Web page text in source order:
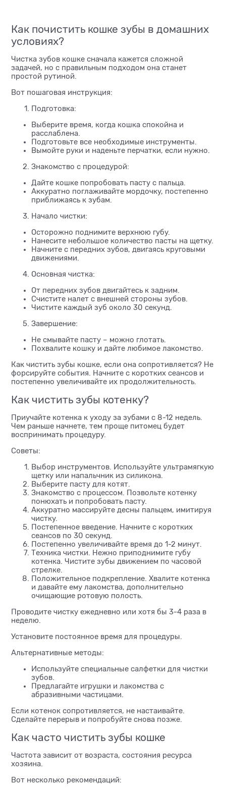
Как почистить кошке зубы в домашних
условиях?
Чистка зубов кошке сначала кажется сложной
задачей, но с правильным подходом она станет
простой рутиной.
Вот пошаговая инструкция:
Подготовка:
Выберите время, когда кошка спокойна и
расслаблена.
Подготовьте все необходимые инструменты.
Вымойте руки и наденьте перчатки, если нужно.
Знакомство с процедурой:
Дайте кошке попробовать пасту с пальца.
Аккуратно поглаживайте мордочку, постепенно
приближаясь к зубам.
Начало чистки:
Осторожно поднимите верхнюю губу.
Нанесите небольшое количество пасты на щетку.
Начните с передних зубов, двигаясь круговыми
движениями.
Основная чистка:
От передних зубов двигайтесь к задним.
Счистите налет с внешней стороны зубов.
Чистите каждый зуб около 30 секунд.
Завершение:
Не смывайте пасту – можно глотать.
Похвалите кошку и дайте любимое лакомство.
Как чистить зубы кошке, если она сопротивляется? Не
форсируйте события. Начните с коротких сеансов и
постепенно увеличивайте их продолжительность.
Как чистить зубы котенку?
Приучайте котенка к уходу за зубами с 8-12 недель.
Чем раньше начнете, тем проще питомец будет
воспринимать процедуру.
Советы:
Выбор инструментов. Используйте ультрамягкую
щетку или напальчник из силикона.
Выберите пасту для котят.
Знакомство с процессом. Позвольте котенку
понюхать и попробовать пасту.
Аккуратно массируйте десны пальцем, имитируя
чистку.
Постепенное введение. Начните с коротких
сеансов по 30 секунд.
Постепенно увеличивайте время до 1-2 минут.
Техника чистки. Нежно приподнимите губу
котенка. Чистите зубы движением по часовой
стрелке.
Положительное подкрепление. Хвалите котенка
и давайте ему лакомства, дополнительно
очищающие ротовую полость.
Проводите чистку ежедневно или хотя бы 3-4 раза в
неделю.
Установите постоянное время для процедуры.
Альтернативные методы:
Используйте специальные салфетки для чистки
зубов.
Предлагайте игрушки и лакомства с
абразивными частицами.
Если котенок сопротивляется, не настаивайте.
Сделайте перерыв и попробуйте снова позже.
Как часто чистить зубы кошке
Частота зависит от возраста, состояния ресурса
хозяина.
Вот несколько рекомендаций: